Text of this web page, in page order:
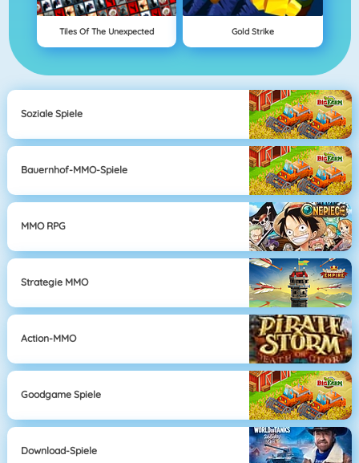
Tiles Of The Unexpected Gold Strike
Soziale Spiele
Bauernhof-MMO-Spiele
MMO RPG
Strategie MMO
Action-MMO
Goodgame Spiele
Download-Spiele